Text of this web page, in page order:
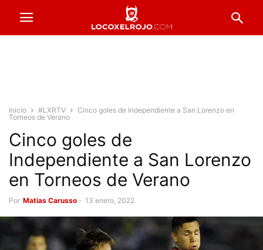
Inicio #LXRTV
Cinco goles de Independiente a San Lorenzo en
Torneos de Verano
Cinco goles de
Independiente a San Lorenzo
en Torneos de Verano
Por Matias Carusso - 13 enero, 2022